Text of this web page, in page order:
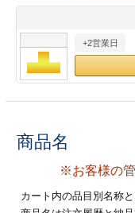
刷
印刷
印刷
フォルダー
ファイル印刷
印刷
刷
ムカード印刷
・・休業日
+2営業日
商品名
※お客様の管
カート内の品目別名称と